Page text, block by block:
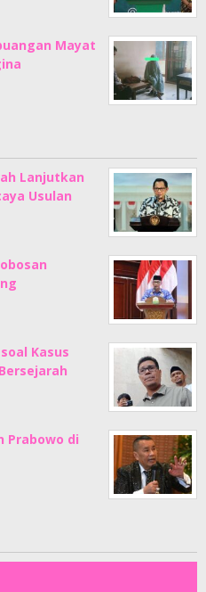
Mayat
Lanjutkan
Usulan
Kasus
Prabowo di